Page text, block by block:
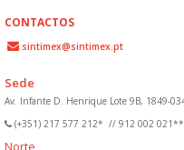
CONTACTOS
sintimex@sintimex.pt
Sede
Av. Infante D. Henrique Lote 9B, 1849-
(+351) 217 577 212* // 912 002 021**
Norte